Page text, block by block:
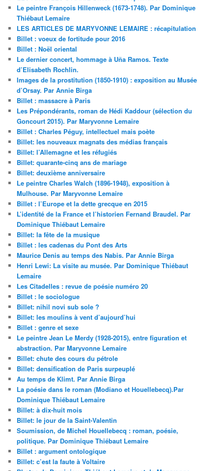
Le peintre François Hillenweck (1673-1748). Par Dominique
Thiébaut Lemaire
LES ARTICLES DE MARYVONNE LEMAIRE : récapitulation
Billet : voeux de fortitude pour 2016
Billet : Noël oriental
Le dernier concert, hommage à Uña Ramos. Texte
d’Elisabeth Rochlin.
Images de la prostitution (1850-1910) : exposition au Musée
d’Orsay. Par Annie Birga
Billet : massacre à Paris
Les Prépondérants, roman de Hédi Kaddour (sélection du
Goncourt 2015). Par Maryvonne Lemaire
Billet : Charles Péguy, intellectuel mais poète
Billet: les nouveaux magnats des médias français
Billet: l’Allemagne et les réfugiés
Billet: quarante-cinq ans de mariage
Billet: deuxième anniversaire
Le peintre Charles Walch (1896-1948), exposition à
Mulhouse. Par Maryvonne Lemaire
Billet : l’Europe et la dette grecque en 2015
L’identité de la France et l’historien Fernand Braudel. Par
Dominique Thiébaut Lemaire
Billet: la fête de la musique
Billet : les cadenas du Pont des Arts
Maurice Denis au temps des Nabis. Par Annie Birga
Henri Lewi: La visite au musée. Par Dominique Thiébaut
Lemaire
Les Citadelles : revue de poésie numéro 20
Billet : le sociologue
Billet: nihil novi sub sole ?
Billet: les moulins à vent d’aujourd’hui
Billet : genre et sexe
Le peintre Jean Le Merdy (1928-2015), entre figuration et
abstraction. Par Maryvonne Lemaire
Billet: chute des cours du pétrole
Billet: densification de Paris surpeuplé
Au temps de Klimt. Par Annie Birga
La poésie dans le roman (Modiano et Houellebecq).Par
Dominique Thiébaut Lemaire
Billet: à dix-huit mois
Billet: le jour de la Saint-Valentin
Soumission, de Michel Houellebecq : roman, poésie,
politique. Par Dominique Thiébaut Lemaire
Billet : argument ontologique
Billet: c’est la faute à Voltaire